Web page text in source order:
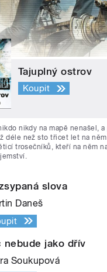
Tajuplný ostrov
Koupit
nikdy na mapě nenašel,
déle než sto třicet let na
trosečníků, kteří na něm
slova
Daneš
nebude jako dřív
Soukupová